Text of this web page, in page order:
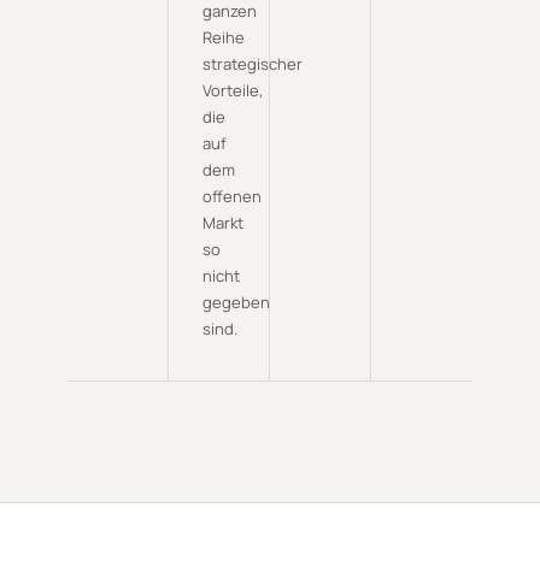
ganzen
Reihe
strategischer
Vorteile,
die
auf
dem
offenen
Markt
so
nicht
gegeben
sind.